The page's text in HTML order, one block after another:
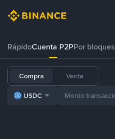
RápidoCuenta P2PPor bloques
Compra Venta
USDC